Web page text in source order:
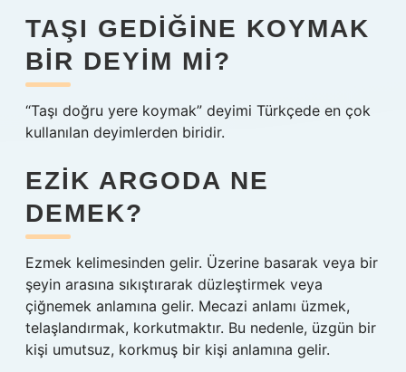
TAŞI GEDIĞINE KOYMAK
BIR DEYIM MI?
“Taşı doğru yere koymak” deyimi Türkçede en çok
kullanılan deyimlerden biridir.
EZIK ARGODA NE
DEMEK?
Ezmek kelimesinden gelir. Üzerine basarak veya bir
şeyin arasına sıkıştırarak düzleştirmek veya
çiğnemek anlamına gelir. Mecazi anlamı üzmek,
telaşlandırmak, korkutmaktır. Bu nedenle, üzgün bir
kişi umutsuz, korkmuş bir kişi anlamına gelir.